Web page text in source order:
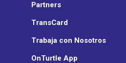
Partners
TransCard
Trabaja con Nosotros
OnTurtle App